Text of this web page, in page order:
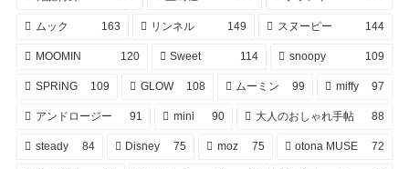
ムック 163 リンネル 149 スヌーピー 144
MOOMIN 120 Sweet 114 snoopy 109
SPRiNG 109 GLOW 108 ムーミン 99 miffy 97
アンドロージー 91 mini 90 大人のおしゃれ手帖 88
steady 84 Disney 75 moz 75 otona MUSE 72